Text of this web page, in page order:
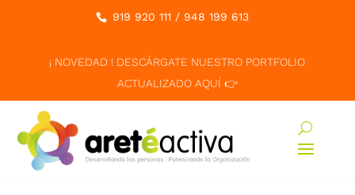
919 920 111 / 948 199 613
¡ NOVEDAD ! DESCÁRGATE NUESTRO PORTFOLIO
ACTUALIZADO AQUÍ 👉